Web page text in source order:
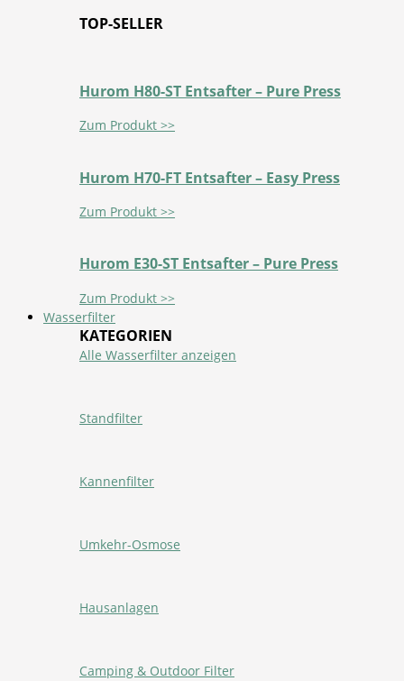
TOP-SELLER
Hurom H80-ST Entsafter – Pure Press
Zum Produkt >>
Hurom H70-FT Entsafter – Easy Press
Zum Produkt >>
Hurom E30-ST Entsafter – Pure Press
Zum Produkt >>
Wasserfilter
KATEGORIEN
Alle Wasserfilter anzeigen
Standfilter
Kannenfilter
Umkehr-Osmose
Hausanlagen
Camping & Outdoor Filter